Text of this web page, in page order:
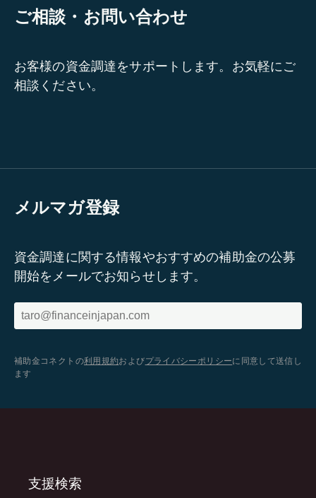
ご相談・お問い合わせ
お客様の資金調達をサポートします。お気軽にご
相談ください。
メルマガ登録
資金調達に関する情報やおすすめの補助金の公募
開始をメールでお知らせします。
補助金コネクトの利用規約およびプライバシーポリシーに同意して送信し
ます
支援検索